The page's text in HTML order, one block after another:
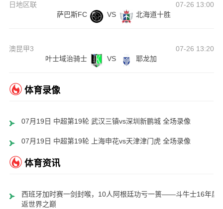
日地区联
07-26 13:00
萨巴斯FC
VS 北海道十胜
澳昆甲3
07-26 13:20
叶士域治骑士
VS 耶龙加
体育录像
07月19日 中超第19轮 武汉三镇vs深圳新鹏城 全场录像
07月19日 中超第19轮 上海申花vs天津津门虎 全场录像
体育资讯
西班牙加时赛一剑封喉，10人阿根廷功亏一篑——斗牛士16年后
返世界之巅